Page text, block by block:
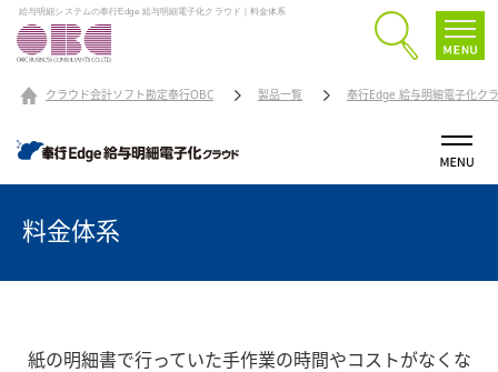
給与明細システムの奉行Edge 給与明細電子化クラウド｜料金体系
クラウド会計ソフト勘定奉行OBC 製品一覧 奉行Edge 給与明細電子化ク
料金体系
紙の明細書で行っていた手作業の時間やコストがなくな